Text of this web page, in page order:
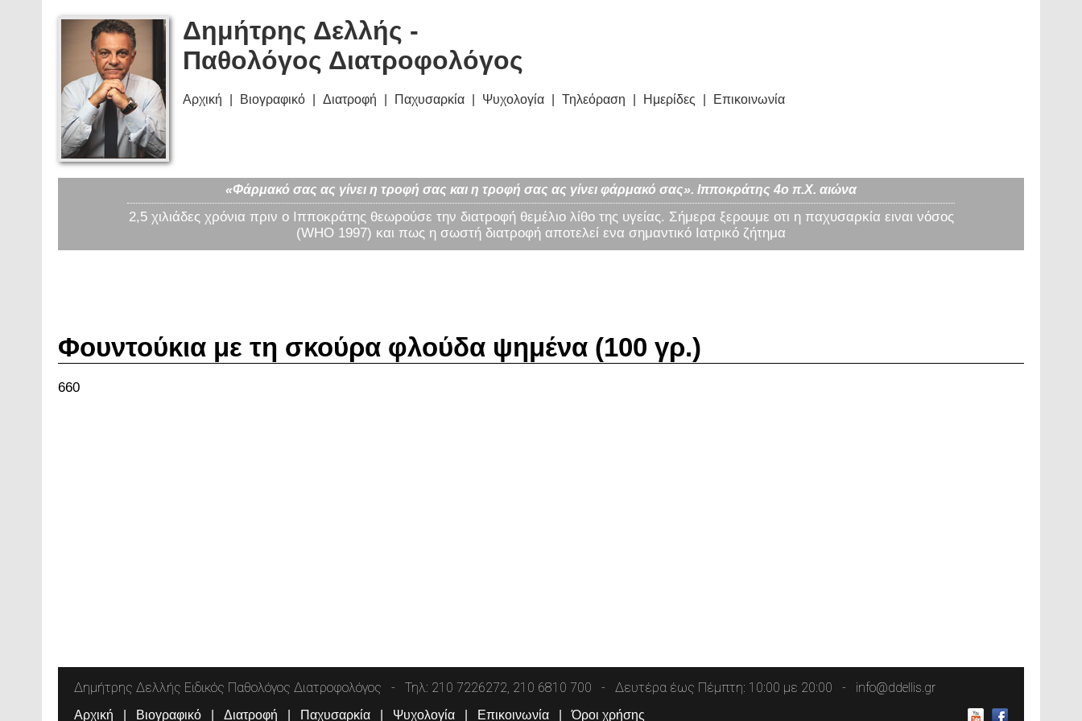
Δημήτρης Δελλής -
Παθολόγος Διατροφολόγος
Αρχική Βιογραφικό Διατροφή Παχυσαρκία Ψυχολογία Τηλεόραση Ημερίδες Επικοινωνία
«Φάρμακό σας ας γίνει η τροφή σας και η τροφή σας ας γίνει φάρμακό σας». Ιπποκράτης 4ο π.Χ. αιώνα
2,5 χιλιάδες χρόνια πριν ο Ιπποκράτης θεωρούσε την διατροφή θεμέλιο λίθο της υγείας. Σήμερα ξερουμε οτι η παχυσαρκία ειναι νόσος
(WHO 1997) και πως η σωστή διατροφή αποτελεί ενα σημαντικό Ιατρικό ζήτημα
Φουντούκια με τη σκούρα φλούδα ψημένα (100 γρ.)
660
Δημήτρης Δελλής Ειδικός Παθολόγος Διατροφολόγος Τηλ: 210 7226272, 210 6810 700 Δευτέρα έως Πέμπτη: 10:00 με 20:00 info@ddellis.gr
Αρχική Βιογραφικό Διατροφή Παχυσαρκία Ψυχολογία Επικοινωνία Όροι χρήσης